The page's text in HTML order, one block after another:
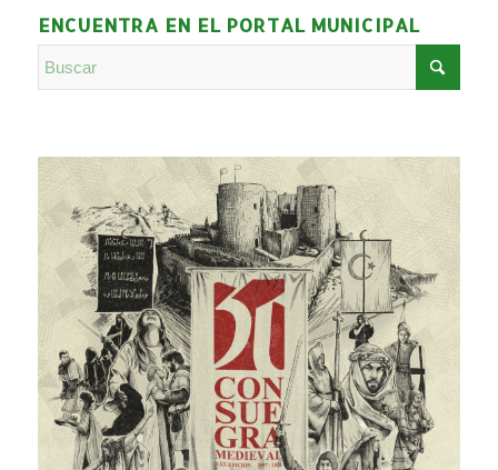
ENCUENTRA EN EL PORTAL MUNICIPAL